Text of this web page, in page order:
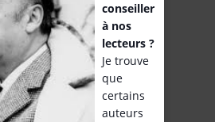
conseiller
à nos
lecteurs ?
Je trouve
que
certains
auteurs